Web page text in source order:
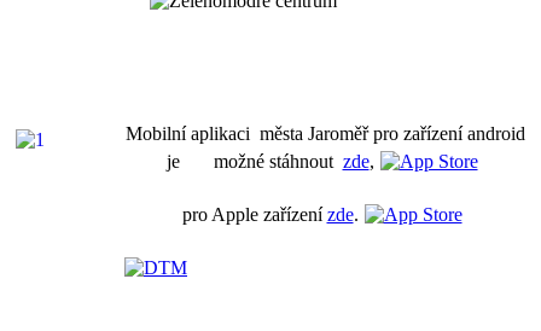
Mobilní aplikaci města Jaroměř pro zařízení android
je možné stáhnout zde,
pro Apple zařízenízde.